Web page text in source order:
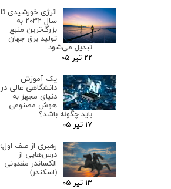
انرژی خورشیدی تا
سال ۲۰۳۲ به
بزرگ‌ترین منبع
تولید برق جهان
تبدیل می‌شود
۲۲ تیر ۰۵
یک آموزش
دانشگاهی عالی در
دنیای مجهز به
هوش مصنوعی
باید چگونه باشد؟
۱۷ تیر ۰۵
رهبری از صف اول؛
درس‌هایی از
الکساندر مقدونی
(اسکندر)
۱۳ تیر ۰۵